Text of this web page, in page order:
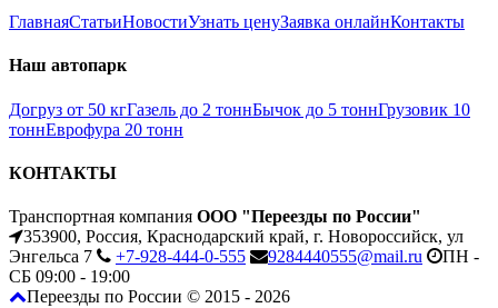
ГлавнаяСтатьиНовостиУзнать ценуЗаявка онлайнКонтакты
Наш автопарк
Догруз от 50 кгГазель до 2 тоннБычок до 5 тоннГрузовик 10
тоннЕврофура 20 тонн
КОНТАКТЫ
Транспортная компания ООО "Переезды по России"
353900, Россия, Краснодарский край, г. Новороссийск, ул
Энгельса 7
+7-928-444-0-555 9284440555@mail.ru
ПН -
СБ 09:00 - 19:00
Переезды по России © 2015 - 2026